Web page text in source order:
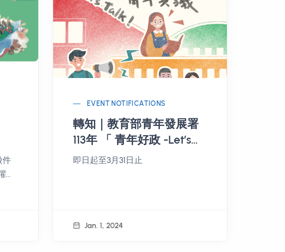
件
報
EVENT NOTIFICATIONS
轉知｜教育部青年發展署
113年 「 青年好政 -Let’s
Talk」 實施計畫
即日起至3月31日止
Jan. 1, 2024